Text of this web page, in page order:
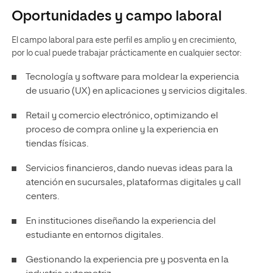
Oportunidades y campo laboral
El campo laboral para este perfil es amplio y en crecimiento,
por lo cual puede trabajar prácticamente en cualquier sector:
Tecnología y software para moldear la experiencia
de usuario (UX) en aplicaciones y servicios digitales.
Retail y comercio electrónico, optimizando el
proceso de compra online y la experiencia en
tiendas físicas.
Servicios financieros, dando nuevas ideas para la
atención en sucursales, plataformas digitales y call
centers.
En instituciones diseñando la experiencia del
estudiante en entornos digitales.
Gestionando la experiencia pre y posventa en la